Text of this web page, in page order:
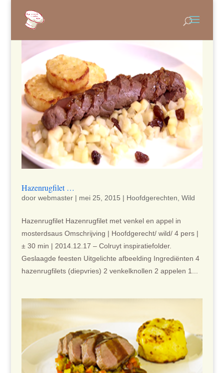
Hazenrugfilet …
door webmaster| mei 25, 2015 | Hoofdgerechten Wild
Hazenrugfilet Hazenrugfilet met venkel en appel in
mosterdsaus Omschrijving | Hoofdgerecht/ wild/ 4 pers |
± 30 min | 2014.12.17 – Colruyt inspiratiefolder.
Geslaagde feesten Uitgelichte afbeelding Ingrediënten 4
hazenrugfilets (diepvries) 2 venkelknollen 2 appelen 1...